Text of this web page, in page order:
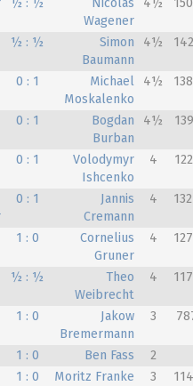
½ : ½
Nicolas
Wagener
4½
½ : ½
Simon
Baumann
4½
0 : 1
Michael
Moskalenko
4½
0 : 1
Bogdan
Burban
4½
0 : 1
Volodymyr
Ishcenko
4
0 : 1
Jannis
Cremann
4
1 : 0
Cornelius
Gruner
4
½ : ½
Theo
Weibrecht
4
1 : 0
Jakow
Bremermann
3
1 : 0 Ben Fass
2
1 : 0 Moritz Franke 3